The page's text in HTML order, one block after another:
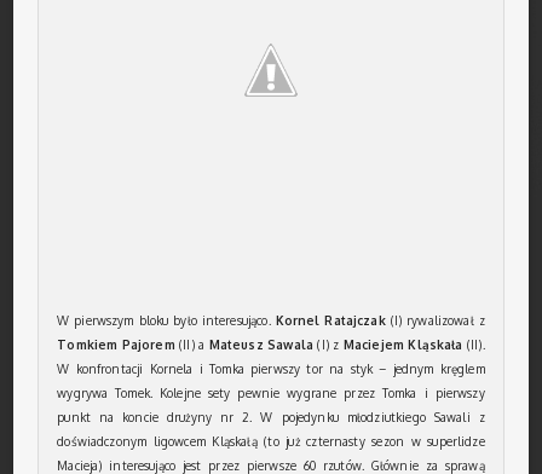
W pierwszym bloku było interesująco. Kornel Ratajczak(I) rywalizował z
Tomkiem Pajorem (II) a Mateusz Sawala (I) z Maciejem Kląskała (II).
W konfrontacji Kornela i Tomka pierwszy tor na styk – jednym kręglem
wygrywa Tomek. Kolejne sety pewnie wygrane przez Tomka i pierwszy
punkt na koncie drużyny nr 2. W pojedynku młodziutkiego Sawali z
doświadczonym ligowcem Kląskałą (to już czternasty sezon w superlidze
Macieja) interesująco jest przez pierwsze 60 rzutów. Głównie za sprawą